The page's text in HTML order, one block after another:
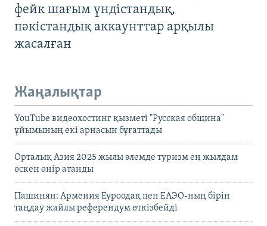
фейк шағым үндістандық,
пәкістандық аккаунттар арқылы
жасалған
Жаңалықтар
YouTube видеохостинг қызметі "Русская община"
ұйымының екі арнасын бұғаттады
Орталық Азия 2025 жылы әлемде туризм ең жылдам
өскен өңір атанды
Пашинян: Армения Еуроодақ пен ЕАЭО-ның бірін
таңдау жайлы референдум өткізбейді